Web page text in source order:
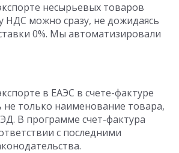
несырьевых товаров
НДС можно сразу, не дожидаясь
0%. Мы автоматизировали
в ЕАЭС в счете-фактуре
не только наименование товара,
В программе счет-фактура
с последними